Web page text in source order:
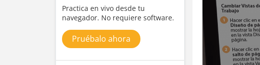
Practica en vivo desde tu
navegador. No requiere software.
Pruébalo ahora